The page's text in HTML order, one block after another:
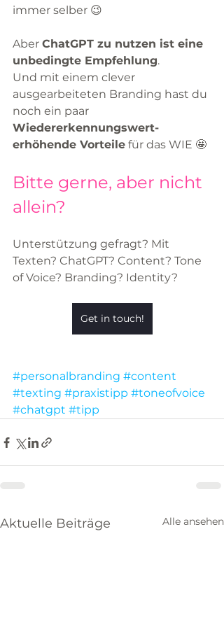
immer selber 😉
Aber ChatGPT zu nutzen ist eine
unbedingte Empfehlung.
Und mit einem clever
ausgearbeiteten Branding hast du
noch ein paar
Wiedererkennungswert-
erhöhende Vorteile für das WIE 🤩
Bitte gerne, aber nicht
allein?
Unterstützung gefragt? Mit
Texten? ChatGPT? Content? Tone
of Voice? Branding? Identity?
Get in touch!
#personalbranding #content
#texting #praxistipp #toneofvoice
#chatgpt #tipp
Aktuelle Beiträge Alle ansehen